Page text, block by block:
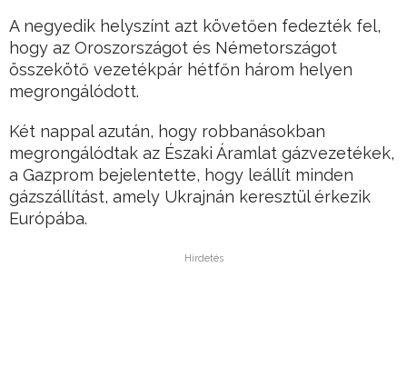
A negyedik helyszínt azt követően fedezték fel,
hogy az Oroszországot és Németországot
összekötő vezetékpár hétfőn három helyen
megrongálódott.
Két nappal azután, hogy robbanásokban
megrongálódtak az Északi Áramlat gázvezetékek,
a Gazprom bejelentette, hogy leállít minden
gázszállítást, amely Ukrajnán keresztül érkezik
Európába.
Hirdetés